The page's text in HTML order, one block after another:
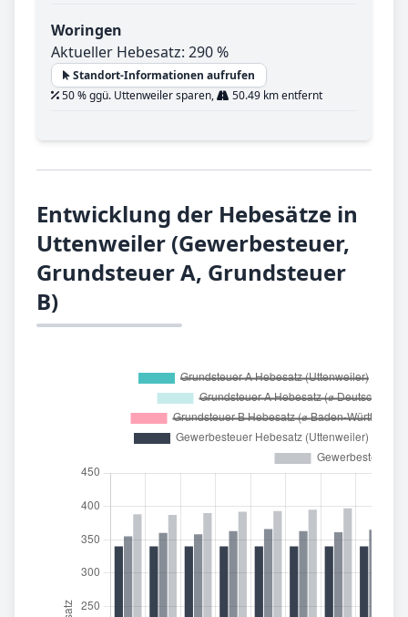
Woringen
Aktueller Hebesatz: 290 %
Standort-Informationen aufrufen
50 % ggü. Uttenweiler sparen,
50.49 km entfernt
Entwicklung der Hebesätze in
Uttenweiler (Gewerbesteuer,
Grundsteuer A, Grundsteuer
B)